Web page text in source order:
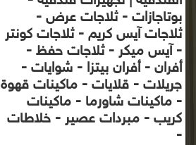
بوتاجازات - ثلاجات عرض -
ثلاجات آيس كريم - ثلاجات كونتر
- آيس ميكر - ثلاجات حفظ -
أفران - أفران بيتزا - شوايات -
جريلات - قلايات - ماكينات قهوة
- ماكينات شاورما - ماكينات
كريب - مبردات عصير - خلاطات
-